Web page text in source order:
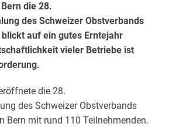
die 28.
des Schweizer Obstverbands
blickt auf ein gutes Erntejahr
vieler Betriebe ist
die 28.
des Schweizer Obstverbands
Bern mit rund 110 Teilnehmenden.